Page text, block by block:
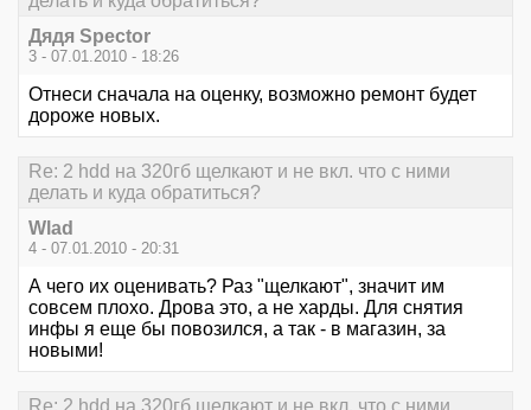
Дядя Speсtor
3 - 07.01.2010 - 18:26
Отнеси сначала на оценку, возможно ремонт будет
дороже новых.
Re: 2 hdd на 320гб щелкают и не вкл. что с ними
делать и куда обратиться?
Wlad
4 - 07.01.2010 - 20:31
А чего их оценивать? Раз "щелкают", значит им
совсем плохо. Дрова это, а не харды. Для снятия
инфы я еще бы повозился, а так - в магазин, за
новыми!